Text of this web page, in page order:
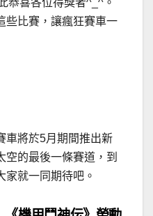
恭喜各位得獎者^_^。
些比賽，讓瘋狂賽車一
車將於5月期間推出新
空的最後一條賽道，到
家就一同期待吧。